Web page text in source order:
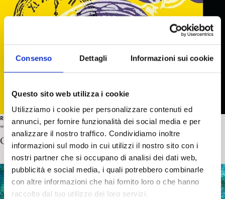
Consenso Dettagli Informazioni sui cookie
Questo sito web utilizza i cookie
Utilizziamo i cookie per personalizzare contenuti ed
annunci, per fornire funzionalità dei social media e per
analizzare il nostro traffico. Condividiamo inoltre
informazioni sul modo in cui utilizzi il nostro sito con i
nostri partner che si occupano di analisi dei dati web,
pubblicità e social media, i quali potrebbero combinarle
con altre informazioni che hai fornito loro o che hanno
raccolto dal tuo utilizzo dei loro servizi.
RECENSIONI
“Inconscio non rimosso e memoria implicita” di G.
Craparo e C. Mucci. Recensione di B. Genovesi